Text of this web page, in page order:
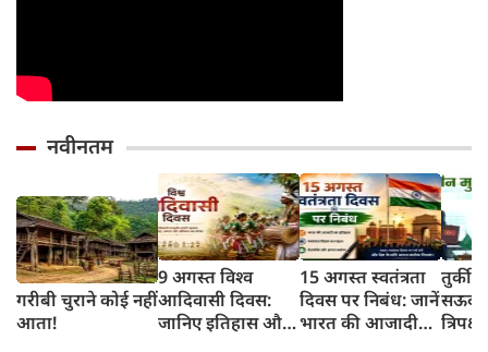
नवीनतम
गरीबी चुराने कोई नहीं
आता!
9 अगस्त विश्व
आदिवासी दिवस:
जानिए इतिहास और
15 अगस्त स्वतंत्रता
दिवस पर निबंध: जानें
भारत की आजादी
तुर्की,
सऊदी